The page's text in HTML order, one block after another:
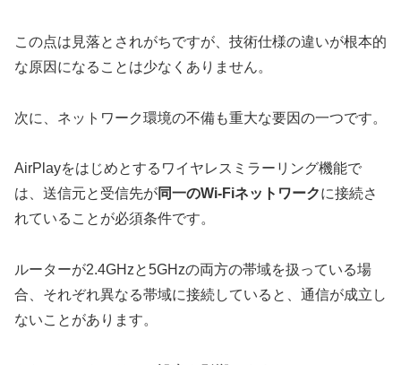
この点は見落とされがちですが、技術仕様の違いが根本的
な原因になることは少なくありません。
次に、ネットワーク環境の不備も重大な要因の一つです。
AirPlayをはじめとするワイヤレスミラーリング機能で
は、送信元と受信先が同一のWi-Fiネットワークに接続さ
れていることが必須条件です。
ルーターが2.4GHzと5GHzの両方の帯域を扱っている場
合、それぞれ異なる帯域に接続していると、通信が成立し
ないことがあります。